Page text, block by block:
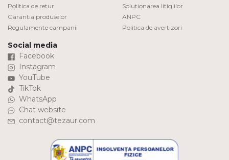
Politica de retur
Garantia produselor
Regulamente campanii
Solutionarea litigiilor
ANPC
Politica de avertizori
Social media
Facebook
Instagram
YouTube
TikTok
WhatsApp
Chat website
contact@tezaur.com